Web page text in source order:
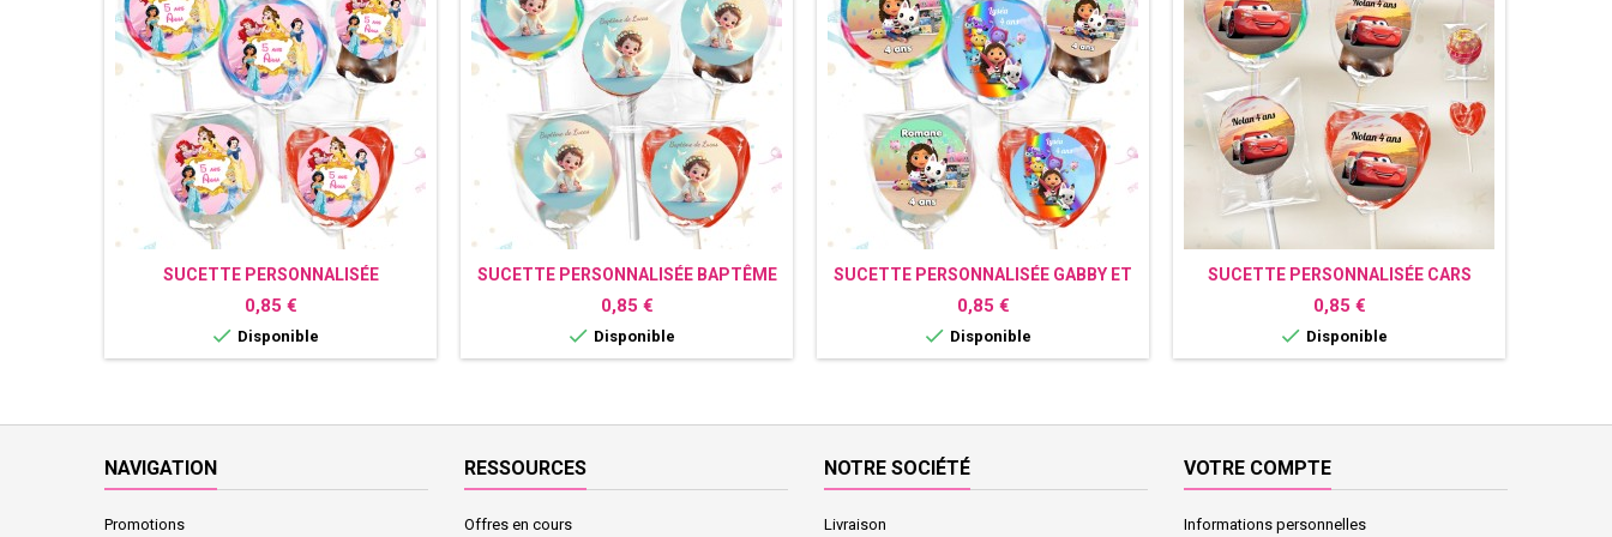
SUCETTE PERSONNALISÉE
PRINCESSES DISNEY
Prix
0,85 €
 Disponible
SUCETTE PERSONNALISÉE BAPTÊME
Prix
0,85 €
 Disponible
SUCETTE PERSONNALISÉE GABBY ET
LA MAISON MAGIQUE
Prix
0,85 €
 Disponible
SUCETTE PERSONNALISÉE CARS
Prix
0,85 €
 Disponible
NAVIGATION
Promotions
RESSOURCES
Offres en cours
NOTRE SOCIÉTÉ
Livraison
VOTRE COMPTE
Informations personnelles